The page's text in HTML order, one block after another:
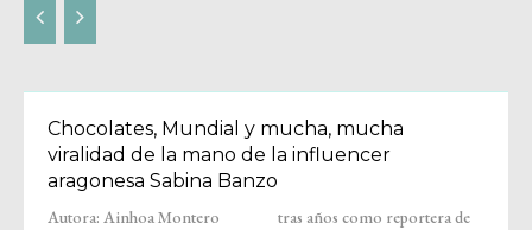
Chocolates, Mundial y mucha, mucha
viralidad de la mano de la influencer
aragonesa Sabina Banzo
Autora: Ainhoa Montero
tras años como reportera de